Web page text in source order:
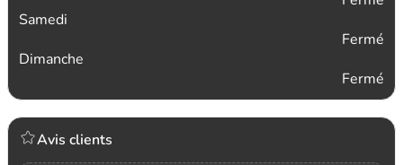
Samedi
Fermé
Dimanche
Fermé
Avis clients